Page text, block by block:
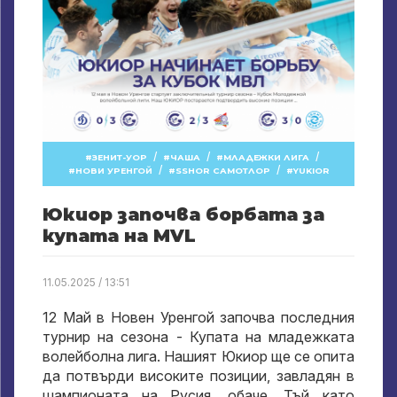
ЗЕНИТ-УОР / ЧАША / МЛАДЕЖКИ ЛИГА /
НОВИ УРЕНГОЙ / SSHOR САМОТЛОР / YUKIOR
Юкиор започва борбата за
купата на MVL
11.05.2025 / 13:51
12 Май в Новен Уренгой започва последния
турнир на сезона - Купата на младежката
волейболна лига. Нашият Юкиор ще се опита
да потвърди високите позиции, завладян в